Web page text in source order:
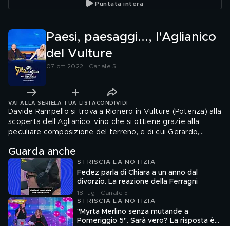
Puntata intera
Paesi, paesaggi..., l'Aglianico
del Vulture
07 ott 2022 | Canale 5
VAI ALLA SERIE LA TUA LISTA CONDIVIDI
Davide Rampello si trova a Rionero in Vulture (Potenza) alla
scoperta dell'Aglianico, vino che si ottiene grazie alla
peculiare composizione del terreno, e di cui Gerardo,
storiche, di oltre un secolo
Guarda anche
STRISCIA LA NOTIZIA
Fedez parla di Chiara a un anno dal
divorzio. La reazione della Ferragni
18 lug | Canale 5
STRISCIA LA NOTIZIA
"Myrta Merlino senza mutande a
Pomeriggio 5". Sarà vero? La risposta è